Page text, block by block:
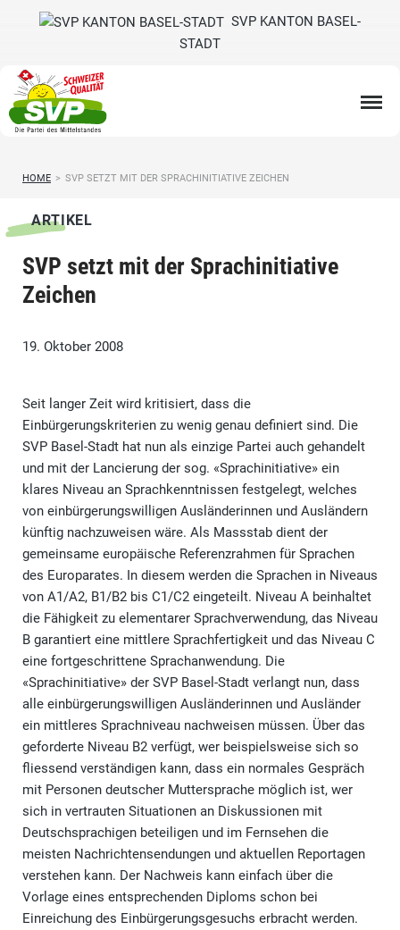
SVP KANTON BASEL-
STADT
HOME > SVP SETZT MIT DER SPRACHINITIATIVE ZEICHEN
ARTIKEL
SVP setzt mit der Sprachinitiative
Zeichen
19. Oktober 2008
Seit langer Zeit wird kritisiert, dass die
Einbürgerungskriterien zu wenig genau definiert sind. Die
SVP Basel-Stadt hat nun als einzige Partei auch gehandelt
und mit der Lancierung der sog. «Sprachinitiative» ein
klares Niveau an Sprachkenntnissen festgelegt, welches
von einbürgerungswilligen Ausländerinnen und Ausländern
künftig nachzuweisen wäre. Als Massstab dient der
gemeinsame europäische Referenzrahmen für Sprachen
des Europarates. In diesem werden die Sprachen in Niveaus
von A1/A2, B1/B2 bis C1/C2 eingeteilt. Niveau A beinhaltet
die Fähigkeit zu elementarer Sprachverwendung, das Niveau
B garantiert eine mittlere Sprachfertigkeit und das Niveau C
eine fortgeschrittene Sprachanwendung. Die
«Sprachinitiative» der SVP Basel-Stadt verlangt nun, dass
alle einbürgerungswilligen Ausländerinnen und Ausländer
ein mittleres Sprachniveau nachweisen müssen. Über das
geforderte Niveau B2 verfügt, wer beispielsweise sich so
fliessend verständigen kann, dass ein normales Gespräch
mit Personen deutscher Muttersprache möglich ist, wer
sich in vertrauten Situationen an Diskussionen mit
Deutschsprachigen beteiligen und im Fernsehen die
meisten Nachrichtensendungen und aktuellen Reportagen
verstehen kann. Der Nachweis kann einfach über die
Vorlage eines entsprechenden Diploms schon bei
Einreichung des Einbürgerungsgesuchs erbracht werden.